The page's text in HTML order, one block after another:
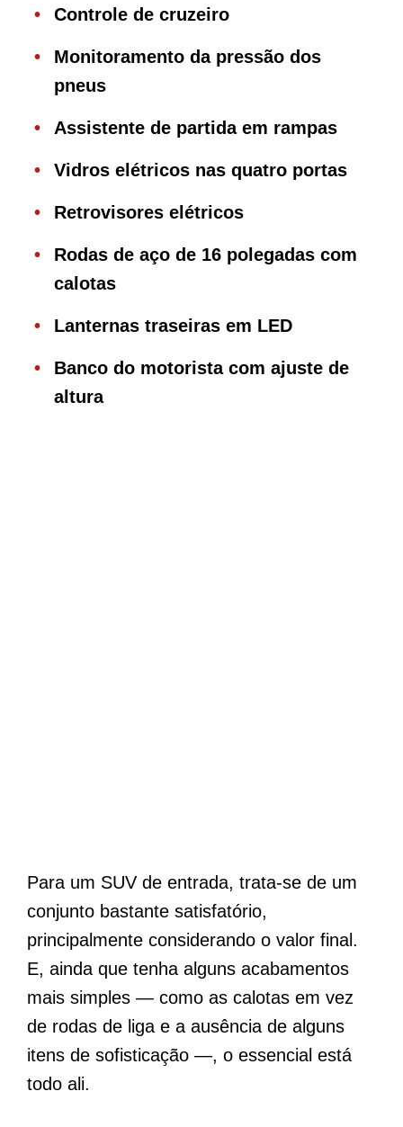
Controle de cruzeiro
Monitoramento da pressão dos
pneus
Assistente de partida em rampas
Vidros elétricos nas quatro portas
Retrovisores elétricos
Rodas de aço de 16 polegadas com
calotas
Lanternas traseiras em LED
Banco do motorista com ajuste de
altura
Para um SUV de entrada, trata-se de um
conjunto bastante satisfatório,
principalmente considerando o valor final.
E, ainda que tenha alguns acabamentos
mais simples — como as calotas em vez
de rodas de liga e a ausência de alguns
itens de sofisticação —, o essencial está
todo ali.